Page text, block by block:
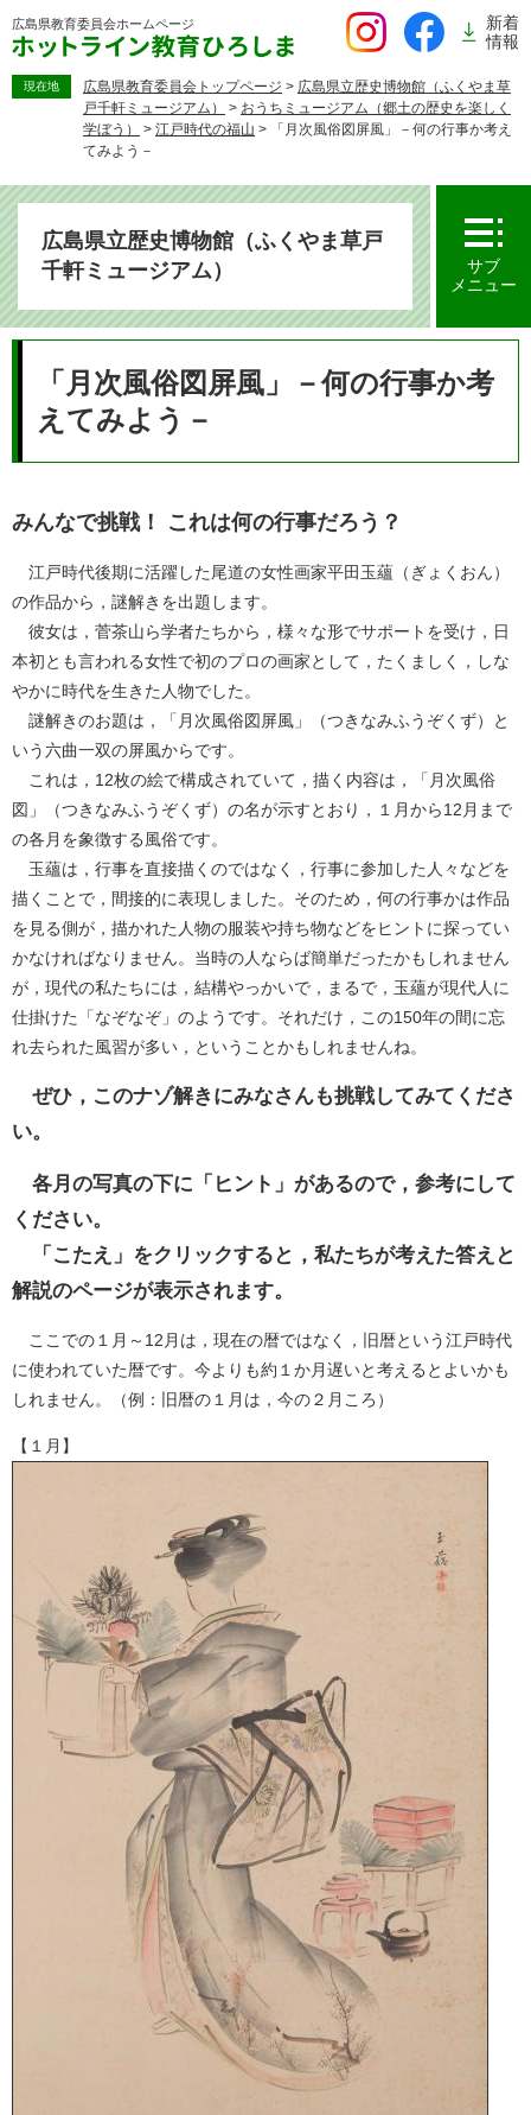
ー
す。
広島県教育委員会ホームページ
新着
情報
現在地 広島県教育委員会トップページ > 広島県立歴史博物館（ふくやま草
戸千軒ミュージアム）
> おうちミュージアム（郷土の歴史を楽しく
学ぼう）
> 江戸時代の福山 >
「月次風俗図屏風」－何の行事か考え
てみよう－
広島県立歴史博物館（ふくやま草戸
千軒ミュージアム）
サブ
メニュー
「月次風俗図屏風」－何の行事か考
えてみよう－
みんなで挑戦！ これは何の行事だろう？
江戸時代後期に活躍した尾道の女性画家平田玉蘊（ぎょくおん）
の作品から，謎解きを出題します。
彼女は，菅茶山ら学者たちから，様々な形でサポートを受け，日
本初とも言われる女性で初のプロの画家として，たくましく，しな
やかに時代を生きた人物でした。
謎解きのお題は，「月次風俗図屏風」（つきなみふうぞくず）と
いう六曲一双の屏風からです。
これは，12枚の絵で構成されていて，描く内容は，「月次風俗
図」（つきなみふうぞくず）の名が示すとおり，１月から12月まで
の各月を象徴する風俗です。
玉蘊は，行事を直接描くのではなく，行事に参加した人々などを
描くことで，間接的に表現しました。そのため，何の行事かは作品
を見る側が，描かれた人物の服装や持ち物などをヒントに探ってい
かなければなりません。当時の人ならば簡単だったかもしれません
が，現代の私たちには，結構やっかいで，まるで，玉蘊が現代人に
仕掛けた「なぞなぞ」のようです。それだけ，この150年の間に忘
れ去られた風習が多い，ということかもしれませんね。
ぜひ，このナゾ解きにみなさんも挑戦してみてくださ
い。
各月の写真の下に「ヒント」があるので，参考にして
ください。
「こたえ」をクリックすると，私たちが考えた答えと
解説のページが表示されます。
ここでの１月～12月は，現在の暦ではなく，旧暦という江戸時代
に使われていた暦です。今よりも約１か月遅いと考えるとよいかも
しれません。（例：旧暦の１月は，今の２月ころ）
【１月】